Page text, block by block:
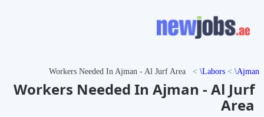
Ajman
Labors
Workers Needed In Ajman - Al Jurf Area
Workers Needed In Ajman - Al Jurf
Area